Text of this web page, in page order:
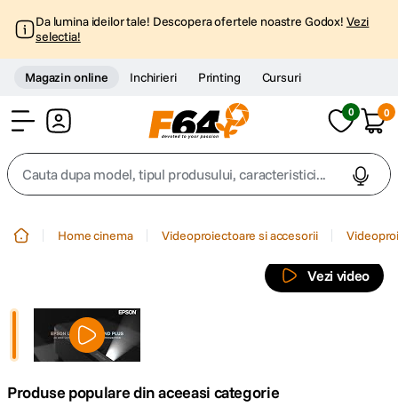
Da lumina ideilor tale! Descopera ofertele noastre Godox! Vezi
selectia!
Magazin online Inchirieri Printing Cursuri
0 0
Cauta dupa model, tipul produsului, caracteristici...
2. trepied
trepied telefon
4. peak design
Home cinema Videoproiectoare si accesorii
Vezi video
Produse populare din aceeasi categorie